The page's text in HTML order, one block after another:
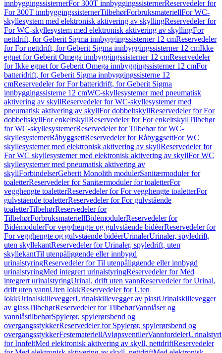
innbyggingssisternerFor 300T innbyggingssisternerReservedeler for
For 300T innbyggingssisternerTilbehørForbruksmateriellFor WC-
skyllesystem med elektronisk aktivering av skyllingReservedeler for
For WC-skyllesystem med elektronisk aktivering av skyllingFor
nettdrift, for Geberit Sigma innbyggingssisterner 12 cmReservedeler
for For nettdrift, for Geberit Sigma innbyggingssisterner 12 cmIkke
egnet for Geberit Omega innbyggingssisterner 12 cmReservedeler
for Ikke egnet for Geberit Omega innbyggingssisterner 12 cmFor
batteridrift, for Geberit Sigma innbyggingssisterne 12
cmReservedeler for For batteridrift, for Geberit Sigma
innbyggingssisterne 12 cmWC-skyllesystemer med pneumatisk
aktivering av skyllReservedeler for WC-skyllesystemer med
pneumatisk aktivering av skyllFor dobbeltskyllReservedeler for For
dobbeltskyllFor enkeltskyllReservedeler for For enkeltskyllTilbehør
for WC-skyllesystemerReservedeler for Tilbehør for WC-
skyllesystemerRåbyggsettReservedeler for RåbyggsettFor WC
skyllesystemer med elektronisk aktivering av skyllReservedeler for
For WC skyllesystemer med elektronisk aktivering av skyllFor WC
skyllesystemer med pneumatisk aktivering av
skyllForbindelserGeberit Monolith modulerSanitærmoduler for
toaletterReservedeler for Sanitærmoduler for toaletterFor
vegghengte toaletterReservedeler for For vegghengte toaletterFor
gulvstående toaletterReservedeler for For gulvstående
toaletterTilbehørReservedeler for
TilbehørForbruksmateriellBidémodulerReservedeler for
BidémodulerFor vegghengte og gulvstående bidéerReservedeler for
For vegghengte og gulvstående bidéerUrinalerUrinaler, spyledrift,
uten skyllekantReservedeler for Urinaler, spyledrift, uten
skyllekantTil utenpåliggende eller innbygd
urinalstyringReservedeler for Til utenpåliggende eller innbygd
urinalstyringMed integrert urinalstyringReservedeler for Med
integrert urinalstyringUrinal, drift uten vannReservedeler for Urinal,
drift uten vannUten lokkReservedeler for Uten
lokkUrinalskilleveggerUrinalskillevegger av plastUrinalskillevegger
av glassTilbehørReservedeler for TilbehørVannlåser og
vannlåstilbehørSpylerør, spylerørsbend og
overgangsstykkerReservedeler for Spylerør, spylerørsbend og
overgangsstykkerFestemateriellAvløpsventilerVannfordeler
for InnfeltMed elektronisk aktivering av skyll, nettdriftReservedeler